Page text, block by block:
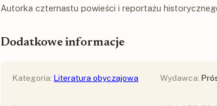
Autorka czternastu powieści i reportażu
Dodatkowe informacje
Kategoria: Literatura obyczajowa Wydawca: